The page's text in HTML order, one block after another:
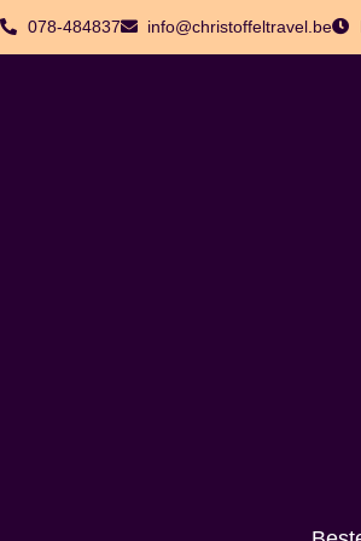
078-484837 info@christoffeltravel.be